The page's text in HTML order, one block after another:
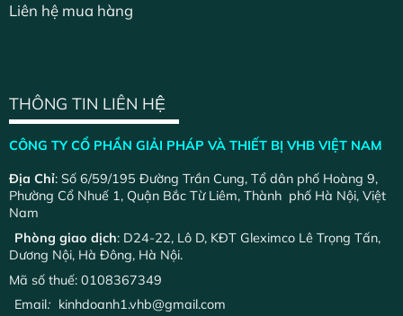
Liên hệ mua hàng
THÔNG TIN LIÊN HỆ
CÔNG TY CỔ PHẦN GIẢI PHÁP VÀ THIẾT BỊ VHB VIỆT NAM
Địa Chỉ: Số 6/59/195 Đường Trần Cung, Tổ dân phố Hoàng 9,
Phường Cổ Nhuế 1, Quận Bắc Từ Liêm, Thành phố Hà Nội, Việt
Nam
Phòng giao dịch: D24-22, Lô D, KĐT Gleximco Lê Trọng Tấn,
Dương Nội, Hà Đông, Hà Nội.
Mã số thuế: 0108367349
Email: kinhdoanh1.vhb@gmail.com